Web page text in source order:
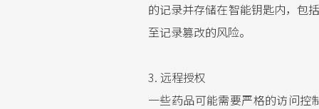
的记录并存储在智能钥匙内，包
至记录篡改的风险。
3. 远程授权
一些药品可能需要严格的访问控